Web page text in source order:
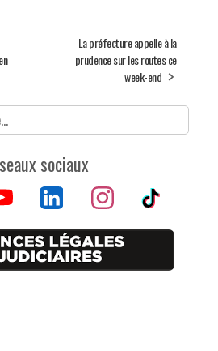
La préfecture appelle à la
prudence sur les routes ce
week-end
sociaux